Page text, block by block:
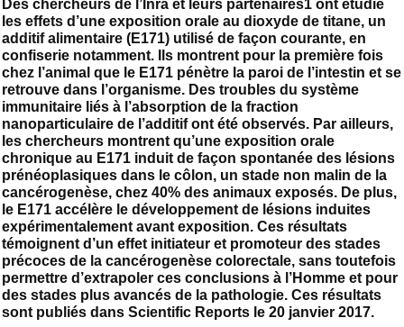
Des chercheurs de l’Inra et leurs partenaires1 ont étudié
les effets d’une exposition orale au dioxyde de titane, un
additif alimentaire (E171) utilisé de façon courante, en
confiserie notamment. Ils montrent pour la première fois
chez l’animal que le E171 pénètre la paroi de l’intestin et se
retrouve dans l’organisme. Des troubles du système
immunitaire liés à l’absorption de la fraction
nanoparticulaire de l’additif ont été observés. Par ailleurs,
les chercheurs montrent qu’une exposition orale
chronique au E171 induit de façon spontanée des lésions
prénéoplasiques dans le côlon, un stade non malin de la
cancérogenèse, chez 40% des animaux exposés. De plus,
le E171 accélère le développement de lésions induites
expérimentalement avant exposition. Ces résultats
témoignent d’un effet initiateur et promoteur des stades
précoces de la cancérogenèse colorectale, sans toutefois
permettre d’extrapoler ces conclusions à l’Homme et pour
des stades plus avancés de la pathologie. Ces résultats
sont publiés dans Scientific Reports le 20 janvier 2017.